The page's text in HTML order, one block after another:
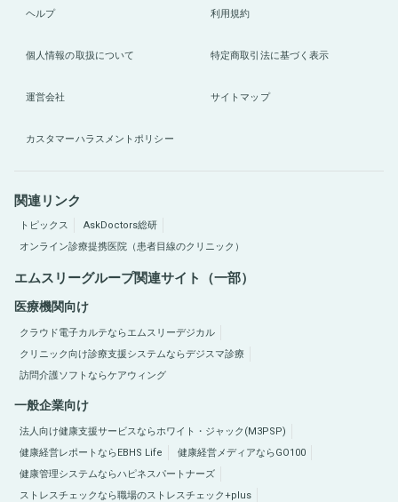
ヘルプ 利用規約
個人情報の取扱について 特定商取引法に基づく表示
運営会社 サイトマップ
カスタマーハラスメントポリシー
関連リンク
トピックス
AskDoctors総研
オンライン診療提携医院（患者目線のクリニック）
エムスリーグループ関連サイト（一部）
医療機関向け
クラウド電子カルテならエムスリーデジカル
クリニック向け診療支援システムならデジスマ診療
訪問介護ソフトならケアウィング
一般企業向け
法人向け健康支援サービスならホワイト・ジャック(M3PSP)
健康経営レポートならEBHS Life
健康経営メディアならGO100
健康管理システムならハピネスパートナーズ
ストレスチェックなら職場のストレスチェック+plus